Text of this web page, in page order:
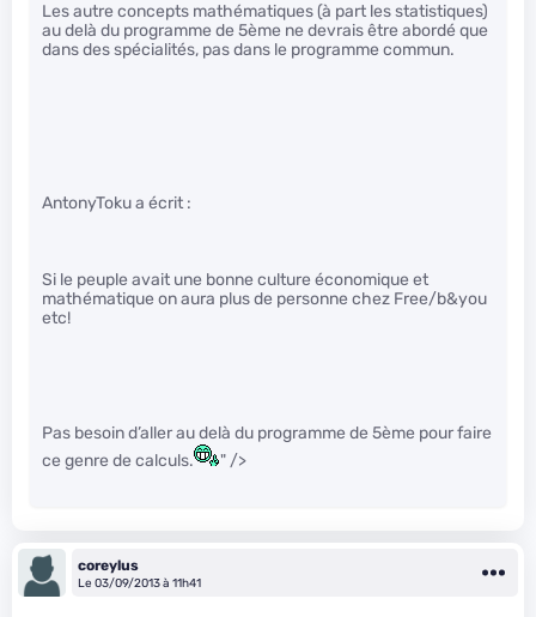
Les autre concepts mathématiques (à part les statistiques)
au delà du programme de 5ème ne devrais être abordé que
dans des spécialités, pas dans le programme commun.
AntonyToku a écrit :
Si le peuple avait une bonne culture économique et
mathématique on aura plus de personne chez Free/b&you
etc!
Pas besoin d’aller au delà du programme de 5ème pour faire
ce genre de calculs.
" />
coreylus
Le 03/09/2013 à 11h41